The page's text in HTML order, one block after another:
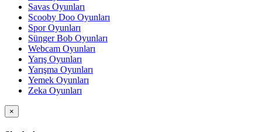
Savas Oyunları
Scooby Doo Oyunları
Spor Oyunları
Sünger Bob Oyunları
Webcam Oyunları
Yarış Oyunları
Yarışma Oyunları
Yemek Oyunları
Zeka Oyunları
×